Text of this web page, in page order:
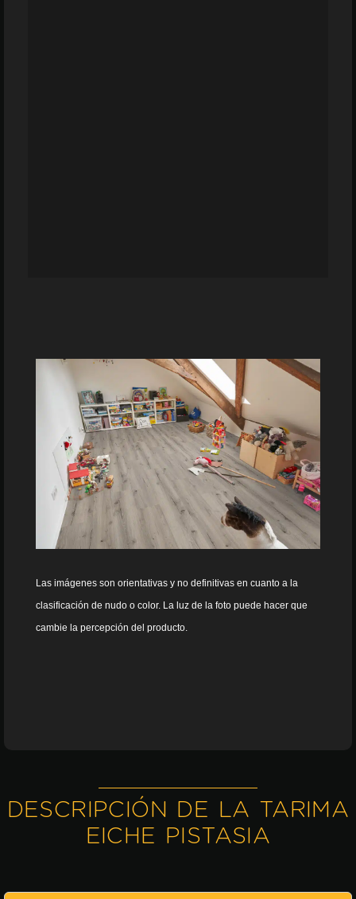
Las imágenes son orientativas y no definitivas en cuanto a la
clasificación de nudo o color. La luz de la foto puede hacer que
cambie la percepción del producto.
DESCRIPCIÓN DE LA TARIMA
EICHE PISTASIA